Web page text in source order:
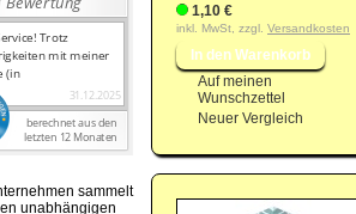
sammelt
unabhängigen
1,10 €
inkl. MwSt, zzgl. Versandkosten
Auf meinen
Wunschzettel
Neuer Vergleich